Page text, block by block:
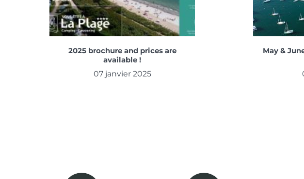
2025 brochure and prices are
available !
07 janvier 2025
May &